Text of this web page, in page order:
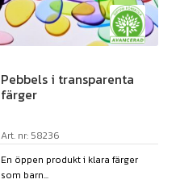
Pebbels i transparenta
färger
Art. nr: 58236
En öppen produkt i klara färger
som barn...